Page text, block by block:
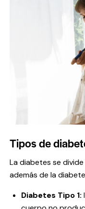
Tipos de
La diabetes se
además de la
Diabetes Tipo 1: